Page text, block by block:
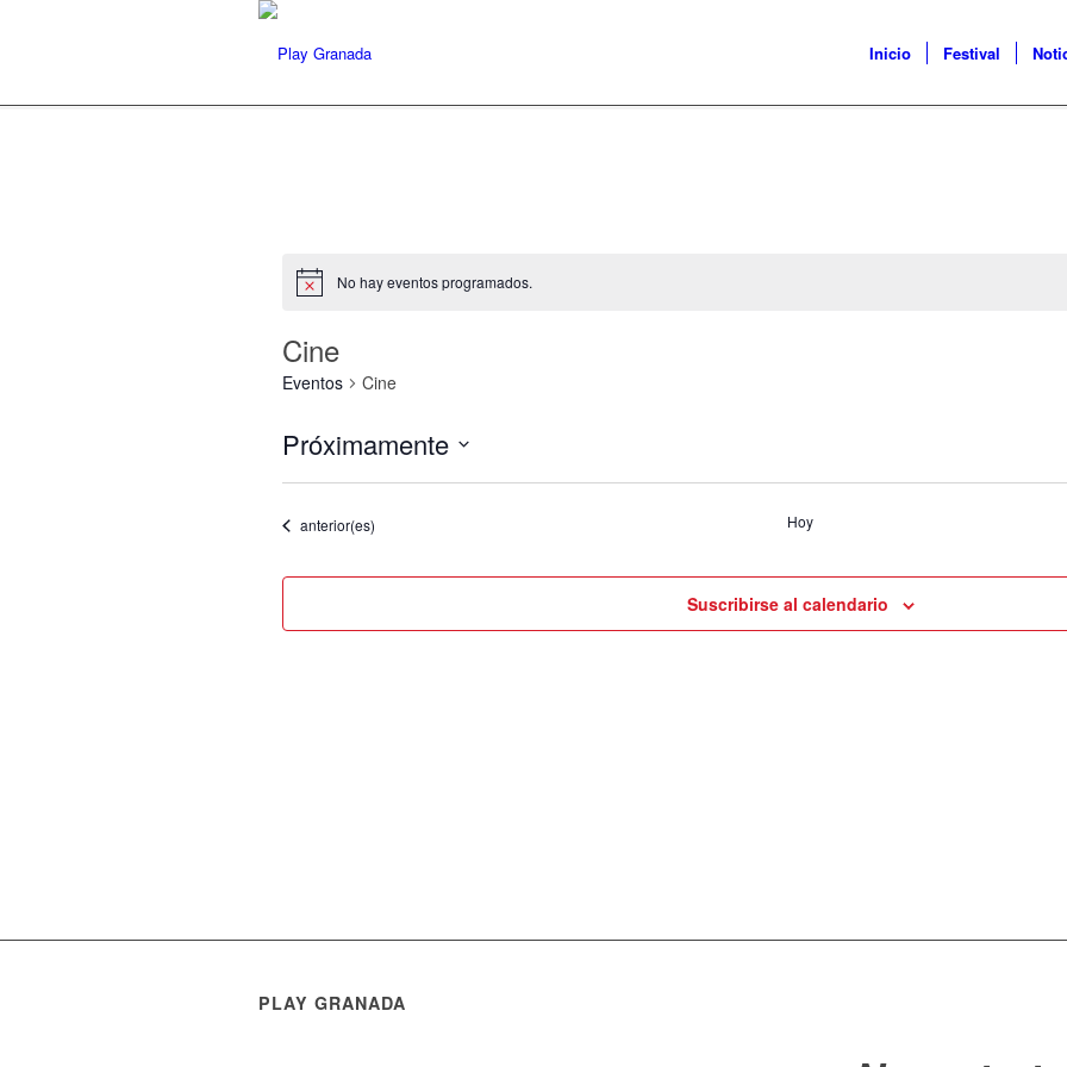
Inicio Festival
No hay eventos programados.
Cine
Eventos Cine
Próximamente
Eventos
anterior(es) Hoy
Suscribirse al calendario
PLAY GRANADA